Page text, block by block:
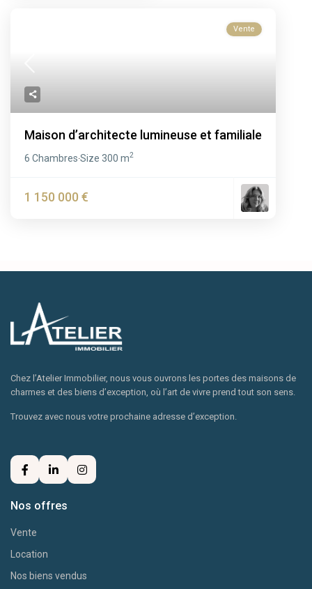
Vente
Maison d’architecte lumineuse et familiale
6 Chambres·Size300 m2
1 150 000 €
Chez l’Atelier Immobilier, nous vous ouvrons les portes des maisons de
charmes et des biens d’exception, où l’art de vivre prend tout son sens.
Trouvez avec nous votre prochaine adresse d’exception.
Nos offres
Vente
Location
Nos biens vendus